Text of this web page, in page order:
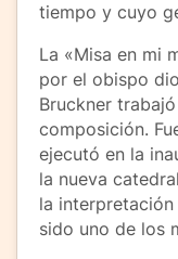
tiempo y cuyo
La «Misa en mi
por el obispo
Bruckner
composición.
ejecutó en la
la nueva
la
sido uno de los